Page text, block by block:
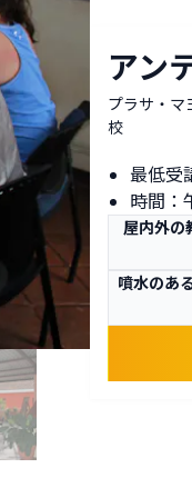
アン
プラサ・マ
校
最低受
時間：
屋内外の
噴水のあ